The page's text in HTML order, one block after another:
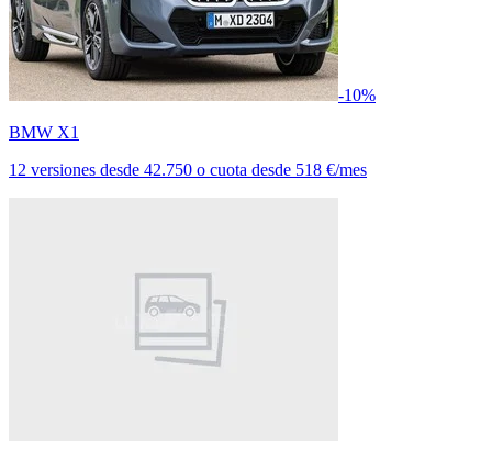
-10%
BMW X1
12 versiones desde 42.750 o cuota desde 518 €/mes